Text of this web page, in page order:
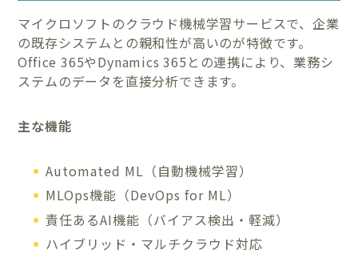
マイクロソフトのクラウド機械学習サービスで、企業
の既存システムとの親和性が高いのが特徴です。
Office 365やDynamics 365との連携により、業務シ
ステムのデータを直接分析できます。
主な機能
Automated ML（自動機械学習）
MLOps機能（DevOps for ML）
責任あるAI機能（バイアス検出・軽減）
ハイブリッド・マルチクラウド対応